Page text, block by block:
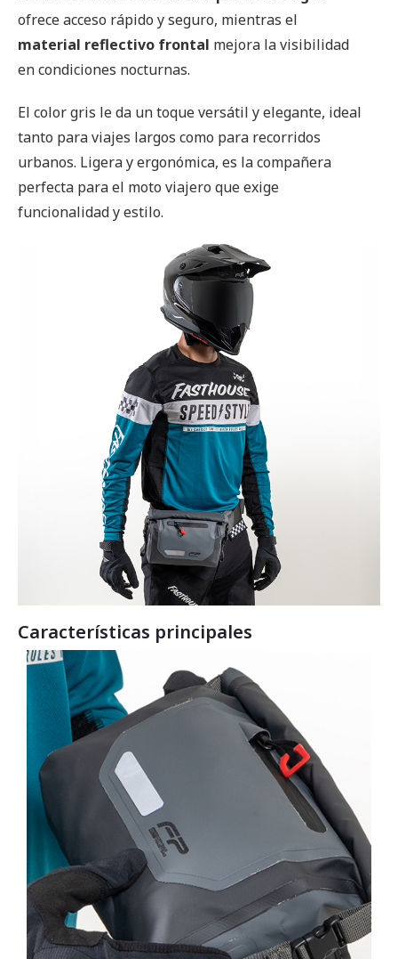
ofrece acceso rápido y seguro, mientras el
material reflectivo frontal mejora la visibilidad
en condiciones nocturnas.
El color gris le da un toque versátil y elegante, ideal
tanto para viajes largos como para recorridos
urbanos. Ligera y ergonómica, es la compañera
perfecta para el moto viajero que exige
funcionalidad y estilo.
Características principales